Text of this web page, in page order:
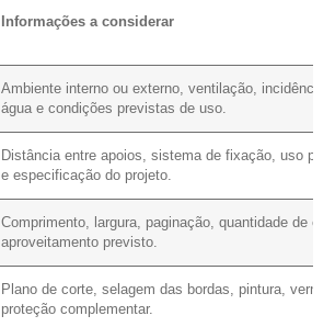
Informações a considerar
Ambiente interno ou externo, ventilação, incidência
água e condições previstas de uso.
Distância entre apoios, sistema de fixação, uso
e especificação do projeto.
Comprimento, largura, paginação, quantidade de
aproveitamento previsto.
Plano de corte, selagem das bordas, pintura, verniz
proteção complementar.